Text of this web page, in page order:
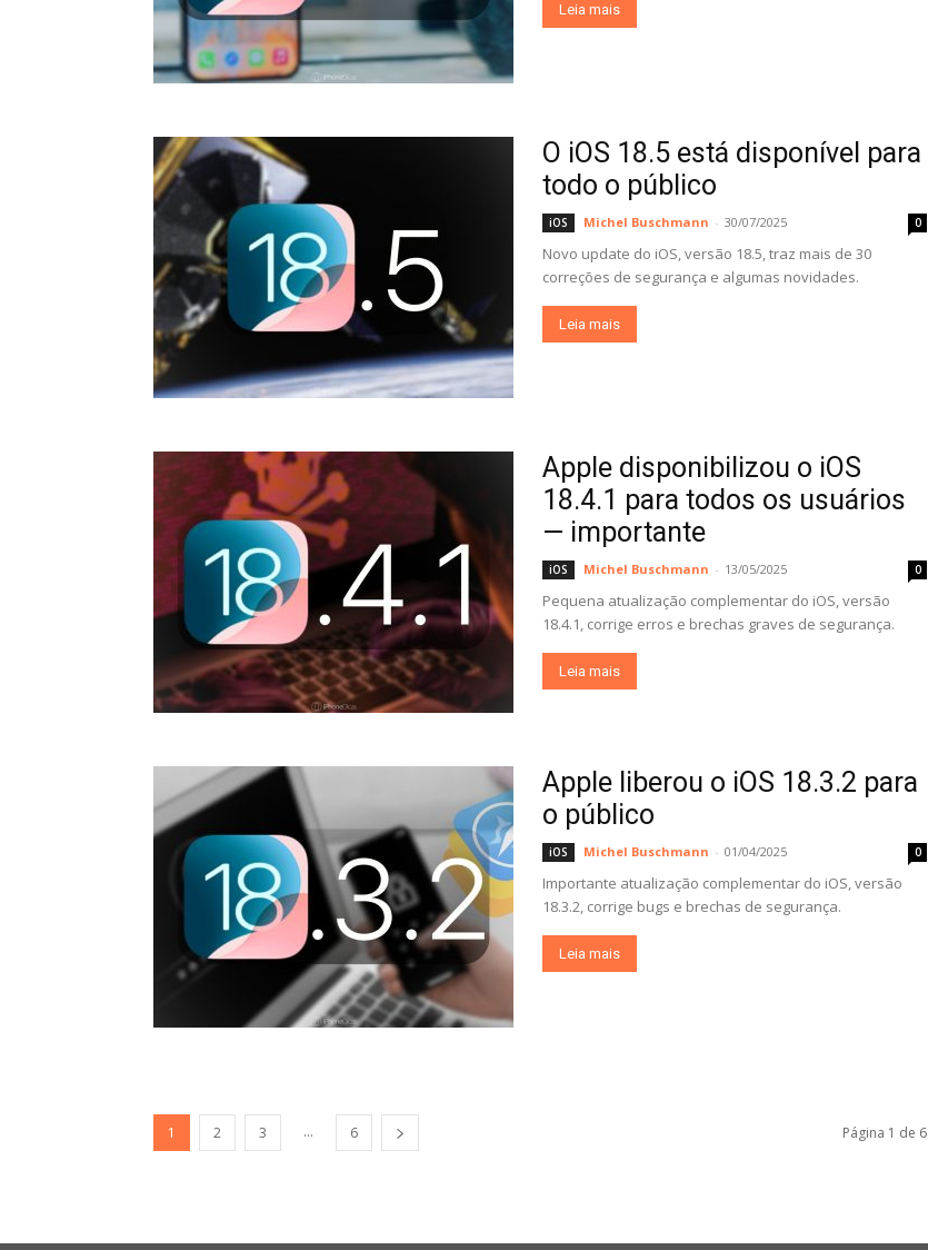
Leia mais
O iOS 18.5 está disponível para
todo o público
iOS Michel Buschmann - 30/07/2025 0
Novo update do iOS, versão 18.5, traz mais de 30
correções de segurança e algumas novidades.
Leia mais
Apple disponibilizou o iOS
18.4.1 para todos os usuários
— importante
iOS Michel Buschmann - 13/05/2025 0
Pequena atualização complementar do iOS, versão
18.4.1, corrige erros e brechas graves de segurança.
Leia mais
Apple liberou o iOS 18.3.2 para
o público
iOS Michel Buschmann - 01/04/2025 0
Importante atualização complementar do iOS, versão
18.3.2, corrige bugs e brechas de segurança.
Leia mais
1 2 3 ... 6 Página 1 de 6